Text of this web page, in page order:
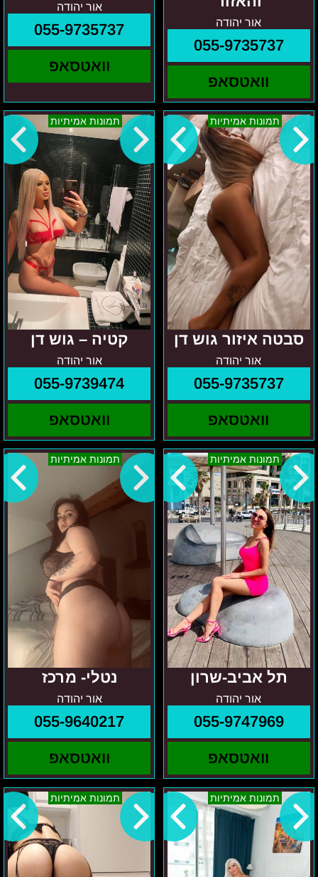
אור יהודה
055-9735737
וואטסאפ
אור יהודה
055-9735737
וואטסאפ
תמונות אמיתיות
סבטה איזור גוש דן
אור יהודה
055-9735737
וואטסאפ
סבטה
איזור
גוש
דן
תמונות אמיתיות
קטיה – גוש דן
אור יהודה
055-9739474
וואטסאפ
קטיה
–
גוש
דן
תמונות אמיתיות
תל אביב-שרון
אור יהודה
055-9747969
וואטסאפ
תל
אביב-שרון
תמונות אמיתיות
נטלי- מרכז
אור יהודה
055-9640217
וואטסאפ
נטלי-
מרכז
תמונות אמיתיות
ניקיטה-
בגוש
דן
תמונות אמיתיות
אניה
–
אביב
והאזור